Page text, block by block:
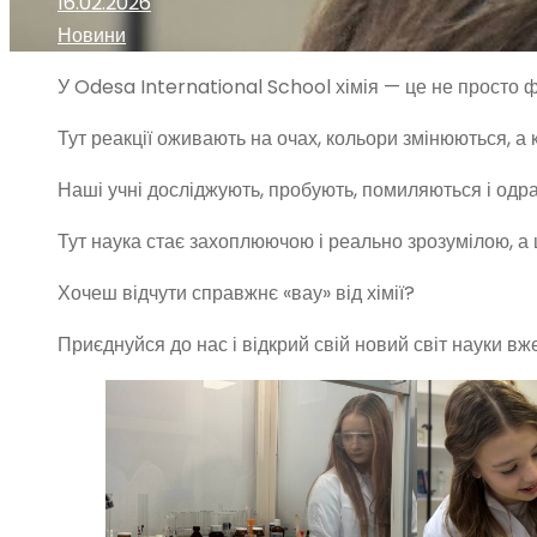
Новини
У Odesa International School хімія — це не просто
Тут реакції оживають на очах, кольори змінюються,
Наші учні досліджують, пробують, помиляються і
Тут наука стає захоплюючою і реально зрозумілою, а
Хочеш відчути справжнє «вау» від хімії?
Приєднуйся до нас і відкрий свій новий світ науки